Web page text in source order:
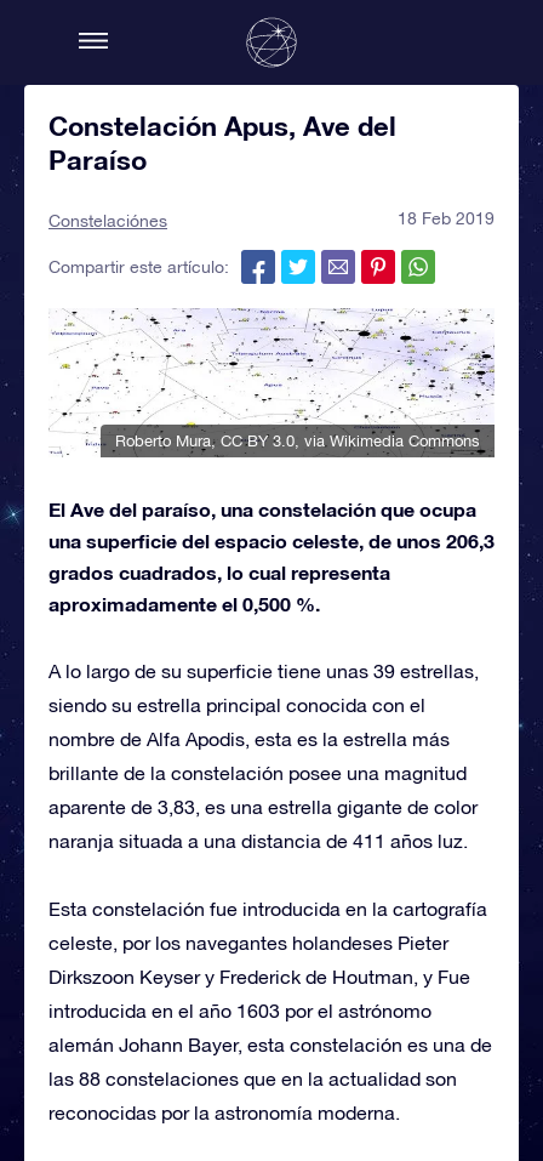
Constelación Apus, Ave del
Paraíso
Constelaciónes 18 Feb 2019
Compartir este artículo:
Roberto Mura , CC BY 3.0 , via Wikimedia Commons
El Ave del paraíso, una constelación que ocupa
una superficie del espacio celeste, de unos 206,3
grados cuadrados, lo cual representa
aproximadamente el 0,500 %.
A lo largo de su superficie tiene unas 39 estrellas,
siendo su estrella principal conocida con el
nombre de Alfa Apodis, esta es la estrella más
brillante de la constelación posee una magnitud
aparente de 3,83, es una estrella gigante de color
naranja situada a una distancia de 411 años luz.
Esta constelación fue introducida en la cartografía
celeste, por los navegantes holandeses Pieter
Dirkszoon Keyser y Frederick de Houtman, y Fue
introducida en el año 1603 por el astrónomo
alemán Johann Bayer, esta constelación es una de
las 88 constelaciones que en la actualidad son
reconocidas por la astronomía moderna.